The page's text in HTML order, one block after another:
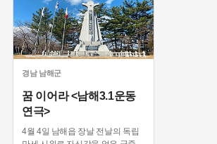
#익산근대문화 #대구가볼만한곳
#영덕가볼만한곳 #경상도근대문화
#영덕근대문화 #기념식
경남 남해군
꿈 이어라 <남해3.1운동
연극>
4월 4일 남해읍 장날 전날의 독립